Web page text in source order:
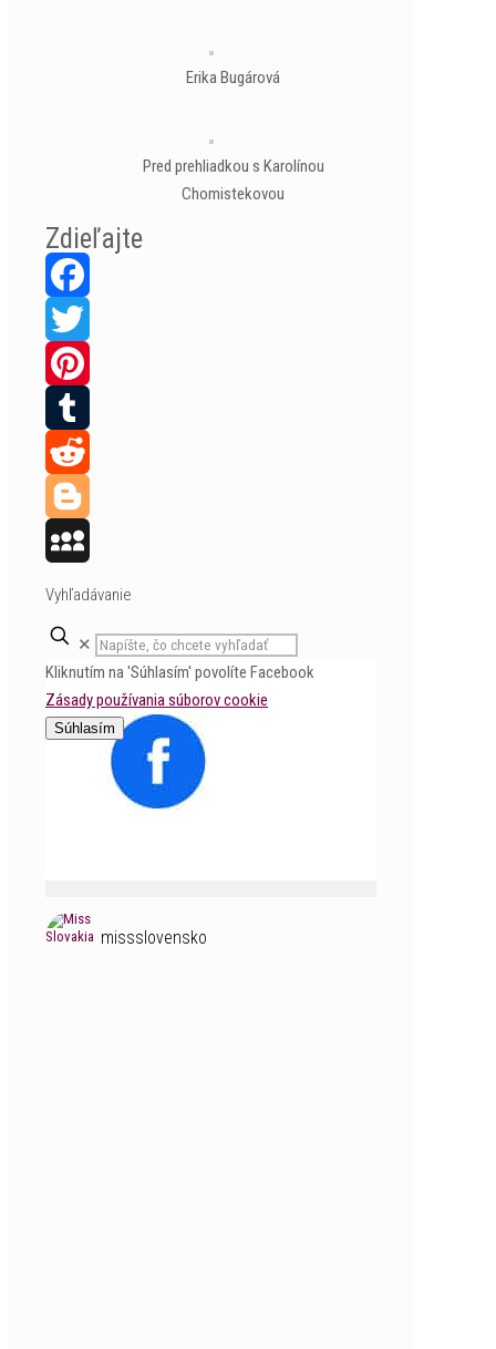
Erika Bugárová
Pred prehliadkou s Karolínou
Chomistekovou
Zdieľajte
Facebook
Twitter
Pinterest
Tumblr
Reddit
Blogger
MySpace
Vyhľadávanie
✕
Kliknutím na 'Súhlasím' povolíte Facebook
Zásady používania súborov cookie
Súhlasím
missslovensko